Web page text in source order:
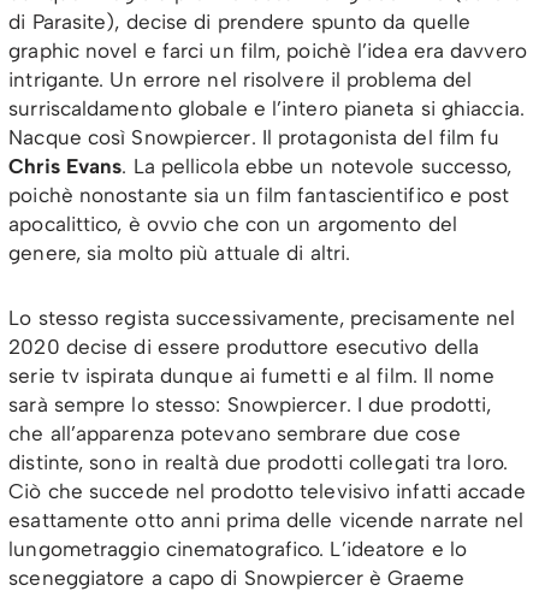
di Parasite), decise di prendere spunto da quelle
graphic novel e farci un film, poichè l’idea era davvero
intrigante. Un errore nel risolvere il problema del
surriscaldamento globale e l’intero pianeta si ghiaccia.
Nacque così Snowpiercer. Il protagonista del film fu
Chris Evans. La pellicola ebbe un notevole successo,
poichè nonostante sia un film fantascientifico e post
apocalittico, è ovvio che con un argomento del
genere, sia molto più attuale di altri.
Lo stesso regista successivamente, precisamente nel
2020 decise di essere produttore esecutivo della
serie tv ispirata dunque ai fumetti e al film. Il nome
sarà sempre lo stesso: Snowpiercer. I due prodotti,
che all’apparenza potevano sembrare due cose
distinte, sono in realtà due prodotti collegati tra loro.
Ciò che succede nel prodotto televisivo infatti accade
esattamente otto anni prima delle vicende narrate nel
lungometraggio cinematografico. L’ideatore e lo
sceneggiatore a capo di Snowpiercer è Graeme